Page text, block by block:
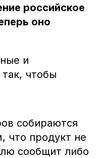
российское
оно
и
чтобы
собираются
что продукт не
сообщит либо